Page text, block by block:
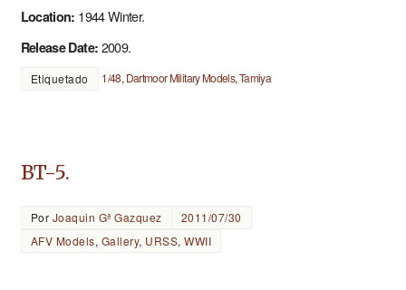
Location: 1944 Winter.
Release Date: 2009.
Etiquetado 1/48, Dartmoor Military Models,Tamiya
BT-5.
Por Joaquin Gª Gazquez
2011/07/30
AFV Models, Gallery, URSS,WWII